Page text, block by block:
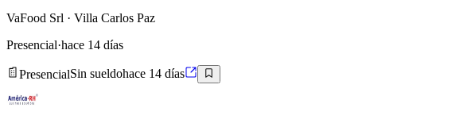
VaFood Srl · Villa Carlos Paz
Presencial·hace 14 días
PresencialSin sueldohace 14 días